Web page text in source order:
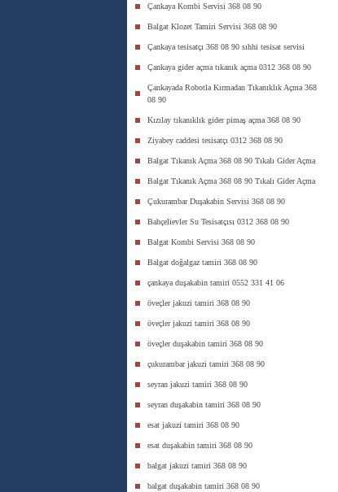
Çankaya Kombi Servisi 368 08 90
Balgat Klozet Tamiri Servisi 368 08 90
Çankaya tesisatçı 368 08 90 sıhhi tesisat servisi
Çankaya gider açma tıkanık açma 0312 368 08 90
Çankayada Robotla Kırmadan Tıkanıklık Açma 368
08 90
Kızılay tıkanıklık gider pimaş açma 368 08 90
Ziyabey caddesi tesisatçı 0312 368 08 90
Balgat Tıkanık Açma 368 08 90 Tıkalı Gider Açma
Balgat Tıkanık Açma 368 08 90 Tıkalı Gider Açma
Çukurambar Duşakabin Servisi 368 08 90
Bahçelievler Su Tesisatçısı 0312 368 08 90
Balgat Kombi Servisi 368 08 90
Balgat doğalgaz tamiri 368 08 90
çankaya duşakabin tamiri 0552 331 41 06
öveçler jakuzi tamiri 368 08 90
öveçler jakuzi tamiri 368 08 90
öveçler duşakabin tamiri 368 08 90
çukurambar jakuzi tamiri 368 08 90
seyran jakuzi tamiri 368 08 90
seyran duşakabin tamiri 368 08 90
esat jakuzi tamiri 368 08 90
esat duşakabin tamiri 368 08 90
balgat jakuzi tamiri 368 08 90
balgat duşakabin tamiri 368 08 90